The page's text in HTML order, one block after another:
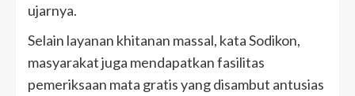
ujarnya.
Selain layanan khitanan massal, kata Sodikon,
masyarakat juga mendapatkan fasilitas
pemeriksaan mata gratis yang disambut antusias